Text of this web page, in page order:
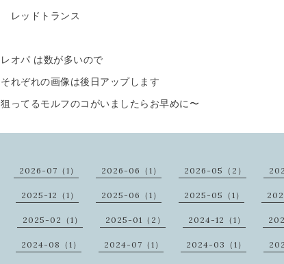
レッドトランス
レオパ は数が多いので
それぞれの画像は後日アップします
狙ってるモルフのコがいましたらお早めに〜
2026-07（1） 2026-06（1） 2026-05（2）
2025-12（1） 2025-06（1） 2025-05（1）
2025-02（1） 2025-01（2） 2024-12（1）
2024-08（1） 2024-07（1） 2024-03（1）